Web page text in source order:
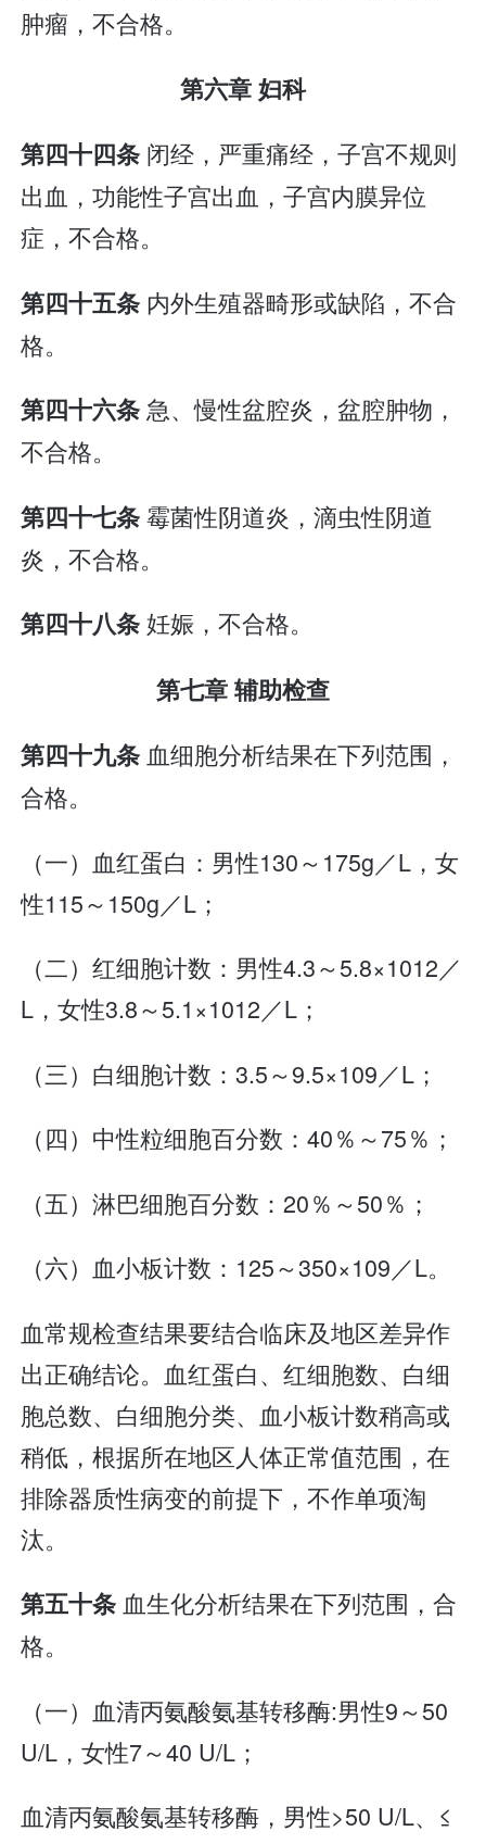
肿瘤，不合格。
第六章 妇科
第四十四条 闭经，严重痛经，子宫不规则
出血，功能性子宫出血，子宫内膜异位
症，不合格。
第四十五条 内外生殖器畸形或缺陷，不合
格。
第四十六条急、慢性盆腔炎，盆腔肿物，
不合格。
第四十七条霉菌性阴道炎，滴虫性阴道
炎，不合格。
第四十八条妊娠，不合格。
第七章 辅助检查
第四十九条血细胞分析结果在下列范围，
合格。
（一）血红蛋白：男性130～175g／L，女
性115～150g／L；
（二）红细胞计数：男性4.3～5.8×1012／
L，女性3.8～5.1×1012／L；
（三）白细胞计数：3.5～9.5×109／L；
（四）中性粒细胞百分数：40％～75％；
（五）淋巴细胞百分数：20％～50％；
（六）血小板计数：125～350×109／L。
血常规检查结果要结合临床及地区差异作
出正确结论。血红蛋白、红细胞数、白细
胞总数、白细胞分类、血小板计数稍高或
稍低，根据所在地区人体正常值范围，在
排除器质性病变的前提下，不作单项淘
汰。
第五十条血生化分析结果在下列范围，合
格。
（一）血清丙氨酸氨基转移酶:男性9～50
U/L，女性7～40 U/L；
血清丙氨酸氨基转移酶，男性>50 U/L、≤